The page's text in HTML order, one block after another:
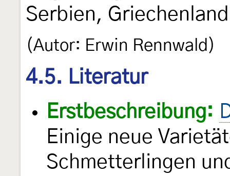
Serbien,
(Autor: Erwin Rennwald)
4.5. Literatur
Erstbeschreibung:
Einige neue
Schmetterlingen